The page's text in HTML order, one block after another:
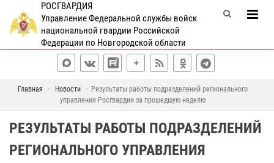
РОСГВАРДИЯ
Управление Федеральной службы войск
национальной гвардии Российской
Федерации по Новгородской области
Главная Новости
Результаты работы подразделений регионального
управления Росгвардии за прошедшую неделю
РЕЗУЛЬТАТЫ РАБОТЫ ПОДРАЗДЕЛЕНИЙ
РЕГИОНАЛЬНОГО УПРАВЛЕНИЯ